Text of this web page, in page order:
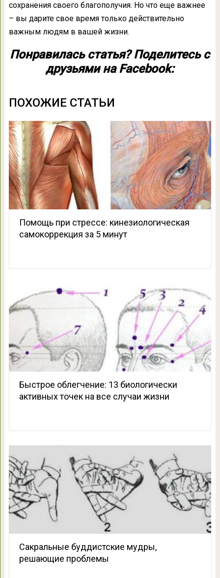
сохранения своего благополучия. Но что еще важнее
– вы дарите свое время только действительно
важным людям в вашей жизни.
Понравилась статья? Поделитесь с
друзьями на Facebook:
ПОХОЖИЕ СТАТЬИ
Помощь при стрессе: кинезиологическая
самокоррекция за 5 минут
Быстрое облегчение: 13 биологически
активных точек на все случаи жизни
Сакральные буддистские мудры,
решающие проблемы